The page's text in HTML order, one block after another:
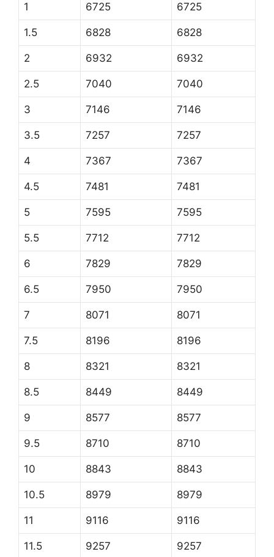
1 6725 6725
1.5 6828 6828
2 6932 6932
2.5 7040 7040
3 7146 7146
3.5 7257 7257
4 7367 7367
4.5 7481 7481
5 7595 7595
5.5 7712 7712
6 7829 7829
6.5 7950 7950
7 8071 8071
7.5 8196 8196
8 8321 8321
8.5 8449 8449
9 8577 8577
9.5 8710 8710
10 8843 8843
10.5 8979 8979
11 9116 9116
11.5 9257 9257